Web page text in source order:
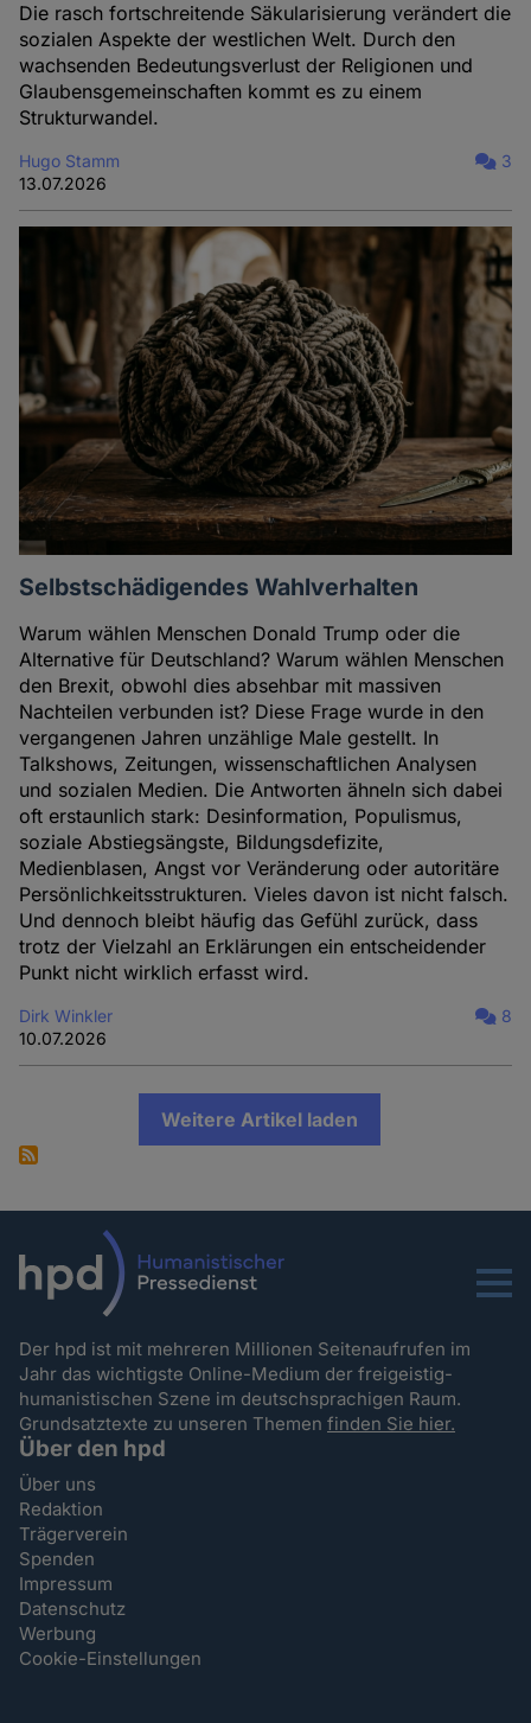
Die rasch fortschreitende Säkularisierung verändert die
sozialen Aspekte der westlichen Welt. Durch den
wachsenden Bedeutungsverlust der Religionen und
Glaubensgemeinschaften kommt es zu einem
Strukturwandel.
Hugo Stamm
13.07.2026
3
Selbstschädigendes Wahlverhalten
Warum wählen Menschen Donald Trump oder die
Alternative für Deutschland? Warum wählen Menschen
den Brexit, obwohl dies absehbar mit massiven
Nachteilen verbunden ist? Diese Frage wurde in den
vergangenen Jahren unzählige Male gestellt. In
Talkshows, Zeitungen, wissenschaftlichen Analysen
und sozialen Medien. Die Antworten ähneln sich dabei
oft erstaunlich stark: Desinformation, Populismus,
soziale Abstiegsängste, Bildungsdefizite,
Medienblasen, Angst vor Veränderung oder autoritäre
Persönlichkeitsstrukturen. Vieles davon ist nicht falsch.
Und dennoch bleibt häufig das Gefühl zurück, dass
trotz der Vielzahl an Erklärungen ein entscheidender
Punkt nicht wirklich erfasst wird.
Dirk Winkler
10.07.2026
8
Weitere Artikel laden
Menu
Der hpd ist mit mehreren Millionen Seitenaufrufen im
Jahr das wichtigste Online-Medium der freigeistig-
humanistischen Szene im deutschsprachigen Raum.
Grundsatztexte zu unseren Themenfinden Sie hier.
Über den hpd
Über uns
Redaktion
Trägerverein
Spenden
Impressum
Datenschutz
Werbung
Cookie-Einstellungen